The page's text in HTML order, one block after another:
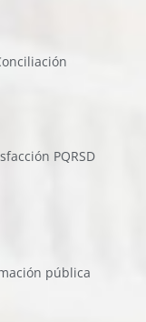
PQRSD
pública